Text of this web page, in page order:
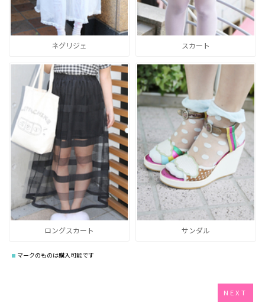
ネグリジェ スカート
ロングスカート サンダル
マークのものは購入可能です
NEXT